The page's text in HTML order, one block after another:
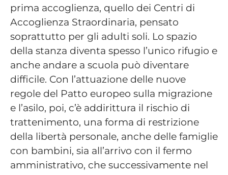
prima accoglienza, quello dei Centri di
Accoglienza Straordinaria, pensato
soprattutto per gli adulti soli. Lo spazio
della stanza diventa spesso l’unico rifugio e
anche andare a scuola può diventare
difficile. Con l’attuazione delle nuove
regole del Patto europeo sulla migrazione
e l’asilo, poi, c’è addirittura il rischio di
trattenimento, una forma di restrizione
della libertà personale, anche delle famiglie
con bambini, sia all’arrivo con il fermo
amministrativo, che successivamente nel